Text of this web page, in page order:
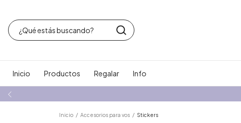
Inicio Productos Regalar Info
Inicio / Accesorios para vos / Stickers